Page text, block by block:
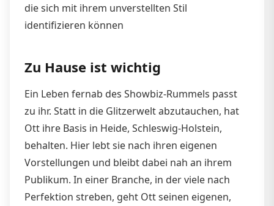
die sich mit ihrem unverstellten Stil
identifizieren können
Zu Hause ist wichtig
Ein Leben fernab des Showbiz-Rummels passt
zu ihr. Statt in die Glitzerwelt abzutauchen, hat
Ott ihre Basis in Heide, Schleswig-Holstein,
behalten. Hier lebt sie nach ihren eigenen
Vorstellungen und bleibt dabei nah an ihrem
Publikum. In einer Branche, in der viele nach
Perfektion streben, geht Ott seinen eigenen,